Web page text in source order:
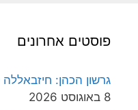
פוסטים אחרונים
גרשון הכהן:
8 באוגוסט 2026